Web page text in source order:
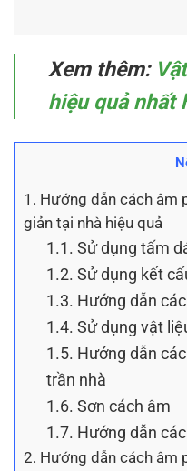
Xem thêm:
hiệu quả nhất
1. Hướng dẫn cách âm
giản tại nhà hiệu quả
1.1. Sử dụng tấm
1.2. Sử dụng kết
1.3. Hướng dẫn
1.4. Sử dụng vật
1.5. Hướng dẫn
trần nhà
1.6. Sơn cách âm
1.7. Hướng dẫn
2. Hướng dẫn cách âm